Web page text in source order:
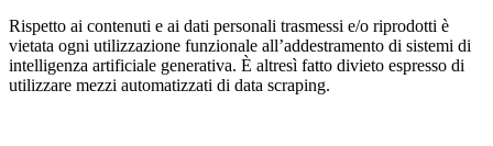
Rispetto ai contenuti e ai dati personali trasmessi e/o riprodotti è
vietata ogni utilizzazione funzionale all’addestramento di sistemi di
intelligenza artificiale generativa. È altresì fatto divieto espresso di
utilizzare mezzi automatizzati di data scraping.